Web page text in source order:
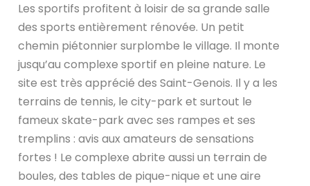
Les sportifs profitent à loisir de sa grande salle
des sports entièrement rénovée. Un petit
chemin piétonnier surplombe le village. Il monte
jusqu’au complexe sportif en pleine nature. Le
site est très apprécié des Saint-Genois. Il y a les
terrains de tennis, le city-park et surtout le
fameux skate-park avec ses rampes et ses
tremplins : avis aux amateurs de sensations
fortes ! Le complexe abrite aussi un terrain de
boules, des tables de pique-nique et une aire